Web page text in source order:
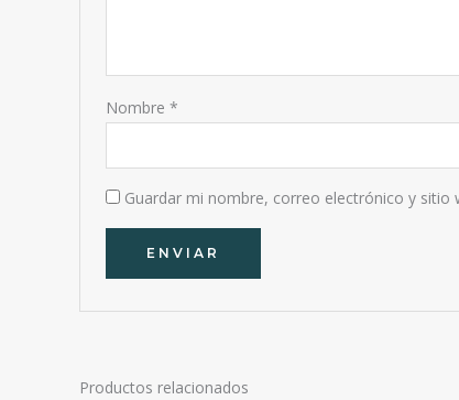
Nombre*
Guardar mi nombre, correo electrónico y
Productos relacionados